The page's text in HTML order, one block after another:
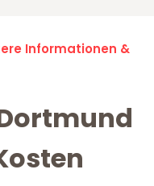
Informationen &